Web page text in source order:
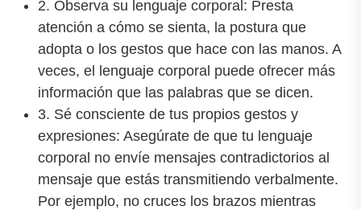
2. Observa su lenguaje corporal: Presta
atención a cómo se sienta, la postura que
adopta o los gestos que hace con las manos. A
veces, el lenguaje corporal puede ofrecer más
información que las palabras que se dicen.
3. Sé consciente de tus propios gestos y
expresiones: Asegúrate de que tu lenguaje
corporal no envíe mensajes contradictorios al
mensaje que estás transmitiendo verbalmente.
Por ejemplo, no cruces los brazos mientras